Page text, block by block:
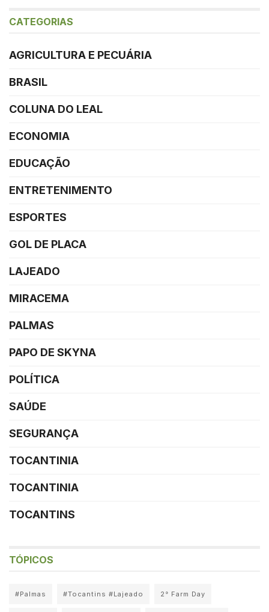
CATEGORIAS
AGRICULTURA E PECUÁRIA
BRASIL
COLUNA DO LEAL
ECONOMIA
EDUCAÇÃO
ENTRETENIMENTO
ESPORTES
GOL DE PLACA
LAJEADO
MIRACEMA
PALMAS
PAPO DE SKYNA
POLÍTICA
SAÚDE
SEGURANÇA
TOCANTINIA
TOCANTINIA
TOCANTINS
TÓPICOS
#Palmas #Tocantins #Lajeado 2° Farm Day